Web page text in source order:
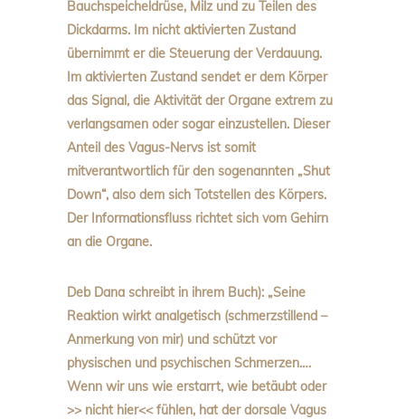
Bauchspeicheldrüse, Milz und zu Teilen des
Dickdarms. Im nicht aktivierten Zustand
übernimmt er die Steuerung der Verdauung.
Im aktivierten Zustand sendet er dem Körper
das Signal, die Aktivität der Organe extrem zu
verlangsamen oder sogar einzustellen. Dieser
Anteil des Vagus-Nervs ist somit
mitverantwortlich für den sogenannten „Shut
Down“, also dem sich Totstellen des Körpers.
Der Informationsfluss richtet sich vom Gehirn
an die Organe.
Deb Dana schreibt in ihrem Buch): „Seine
Reaktion wirkt analgetisch (schmerzstillend –
Anmerkung von mir) und schützt vor
physischen und psychischen Schmerzen….
Wenn wir uns wie erstarrt, wie betäubt oder
>> nicht hier<< fühlen, hat der dorsale Vagus